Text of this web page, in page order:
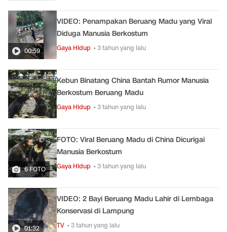
00:59
VIDEO: Penampakan Beruang Madu yang Viral
Diduga Manusia Berkostum
Gaya Hidup • 3 tahun yang lalu
Kebun Binatang China Bantah Rumor Manusia
Berkostum Beruang Madu
Gaya Hidup • 3 tahun yang lalu
6 FOTO
FOTO: Viral Beruang Madu di China Dicurigai
Manusia Berkostum
Gaya Hidup • 3 tahun yang lalu
01:32
VIDEO: 2 Bayi Beruang Madu Lahir di Lembaga
Konservasi di Lampung
TV • 3 tahun yang lalu